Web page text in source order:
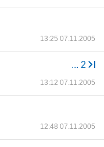
13:25 07.11.2005
... 2
13:12 07.11.2005
12:48 07.11.2005